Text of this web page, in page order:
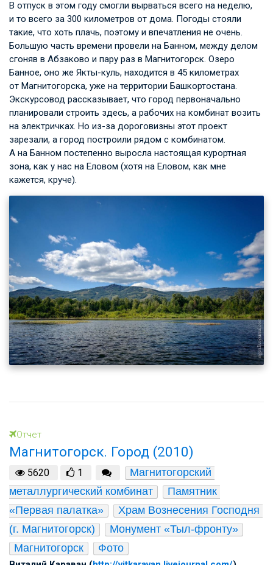
В отпуск в этом году смогли вырваться всего на неделю,
и то всего за 300 километров от дома. Погоды стояли
такие, что хоть плачь, поэтому и впечатления не очень.
Большую часть времени провели на Банном, между делом
сгоняв в Абзаково и пару раз в Магнитогорск. Озеро
Банное, оно же Якты-куль, находится в 45 километрах
от Магнитогорска, уже на территории Башкортостана.
Экскурсовод рассказывает, что город первоначально
планировали строить здесь, а рабочих на комбинат возить
на электричках. Но из-за дороговизны этот проект
зарезали, а город построили рядом с комбинатом.
А на Банном постепенно выросла настоящая курортная
зона, как у нас на Еловом (хотя на Еловом, как мне
кажется, круче).
Отчет
Магнитогорск. Город (2010)
5620 1
Магнитогорский
металлургический комбинат
Памятник
«Первая палатка»
Храм Вознесения Господня
(г. Магнитогорск)
Монумент «Тыл-фронту»
Магнитогорск
Фото